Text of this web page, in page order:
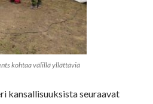
kohtaa välillä yllättäviä
kansallisuuksista seuraavat